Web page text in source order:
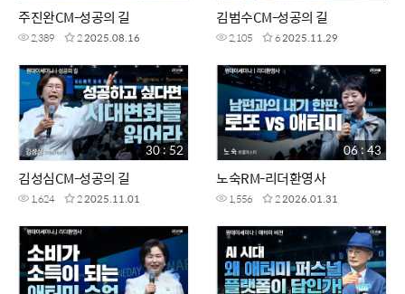
주진완CM-성공의 길
2,389 22025.08.16
김범수CM-성공의 길
2,105 62025.11.29
김성심CM-성공의 길
1,624 22025.11.01
30 : 52
노숙RM-리더환영사
1,556 22026.01.31
06 : 43